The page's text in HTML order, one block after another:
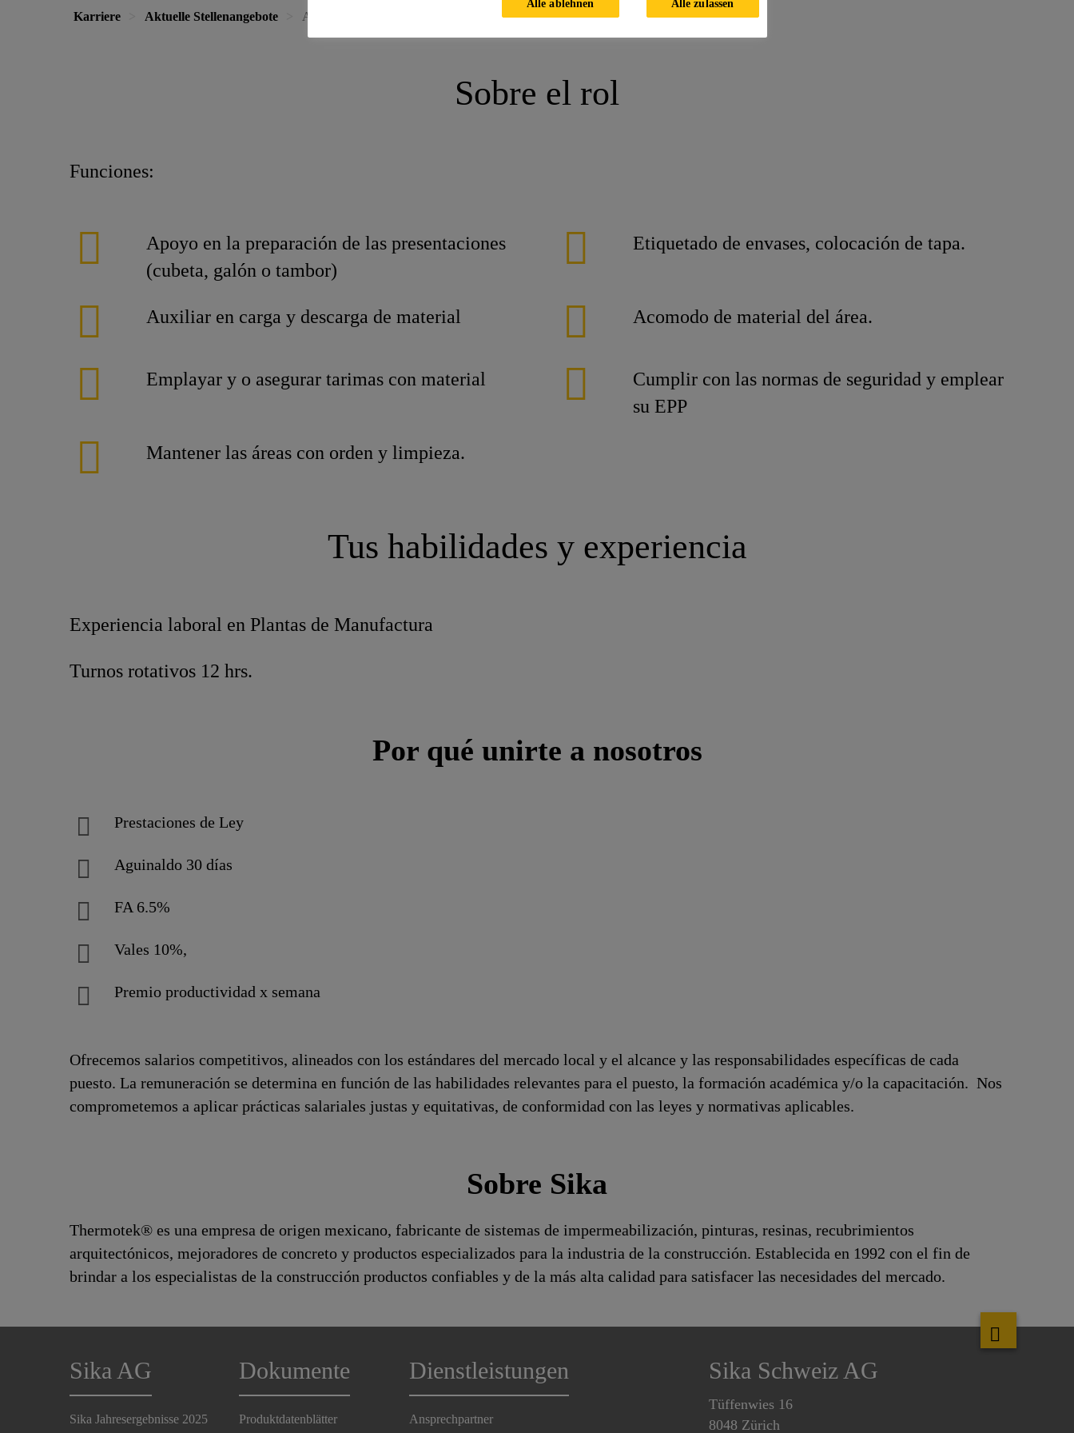
Karriere Aktuelle Stellenangebote Ayudante General
Sobre el rol
Funciones:
Apoyo en la preparación de las presentaciones
(cubeta, galón o tambor)
Etiquetado de envases, colocación de tapa.
Auxiliar en carga y descarga de material Acomodo de material del área.
Emplayar y o asegurar tarimas con material
Cumplir con las normas de seguridad y emplear
su EPP
Mantener las áreas con orden y limpieza.
Tus habilidades y experiencia
Experiencia laboral en Plantas de Manufactura
Turnos rotativos 12 hrs.
Por qué unirte a nosotros
Prestaciones de Ley
Aguinaldo 30 días
FA 6.5%
Vales 10%,
Premio productividad x semana
Ofrecemos salarios competitivos, alineados con los estándares del mercado local y el alcance y las responsabilidades específicas de cada
puesto. La remuneración se determina en función de las habilidades relevantes para el puesto, la formación académica y/o la capacitación. Nos
comprometemos a aplicar prácticas salariales justas y equitativas, de conformidad con las leyes y normativas aplicables.
Sobre Sika
Thermotek® es una empresa de origen mexicano, fabricante de sistemas de impermeabilización, pinturas, resinas, recubrimientos
arquitectónicos, mejoradores de concreto y productos especializados para la industria de la construcción. Establecida en 1992 con el fin de
brindar a los especialistas de la construcción productos confiables y de la más alta calidad para satisfacer las necesidades del mercado.
Sika AG
Sika Jahresergebnisse 2025
Dokumente
Produktdatenblätter
Dienstleistungen
Ansprechpartner
Sika Schweiz AG
Tüffenwies 16
8048 Zürich
Alle ablehnen Alle zulassen